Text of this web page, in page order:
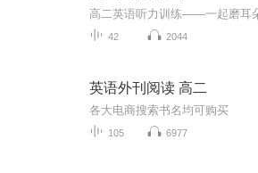
高二英语听力训练——一起磨耳
42 2044
英语外刊阅读 高二
各大电商搜索书名均可购买
105 6977